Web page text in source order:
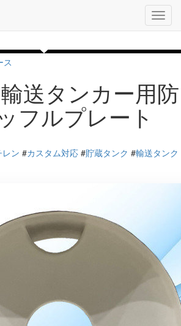
ス
送タンカー用防
フルプレート
ン #カスタム対応 #貯蔵タンク #輸送タンク